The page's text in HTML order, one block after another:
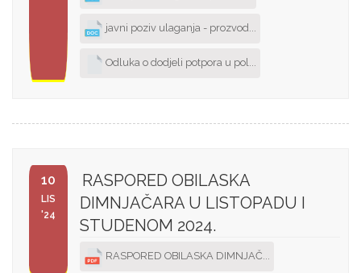
javni poziv ulaganja - prozvod...
Odluka o dodjeli potpora u pol...
10
LIS
'24
RASPORED OBILASKA
DIMNJAČARA U LISTOPADU I
STUDENOM 2024.
RASPORED OBILASKA DIMNJAČ...